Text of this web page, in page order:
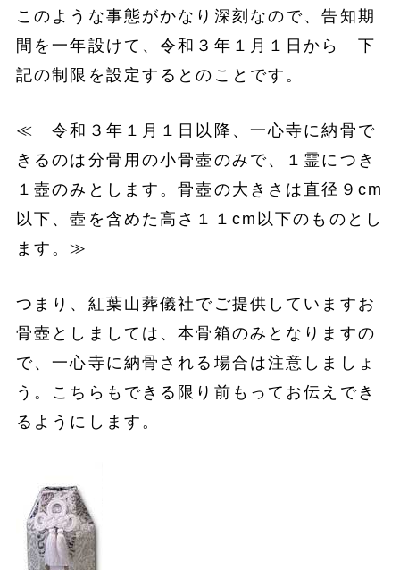
このような事態がかなり深刻なので、告知期
間を一年設けて、令和３年１月１日から 下
記の制限を設定するとのことです。
≪ 令和３年１月１日以降、一心寺に納骨で
きるのは分骨用の小骨壺のみで、１霊につき
１壺のみとします。骨壺の大きさは直径９cm
以下、壺を含めた高さ１１cm以下のものとし
ます。≫
つまり、紅葉山葬儀社でご提供していますお
骨壺としましては、本骨箱のみとなりますの
で、一心寺に納骨される場合は注意しましょ
う。こちらもできる限り前もってお伝えでき
るようにします。